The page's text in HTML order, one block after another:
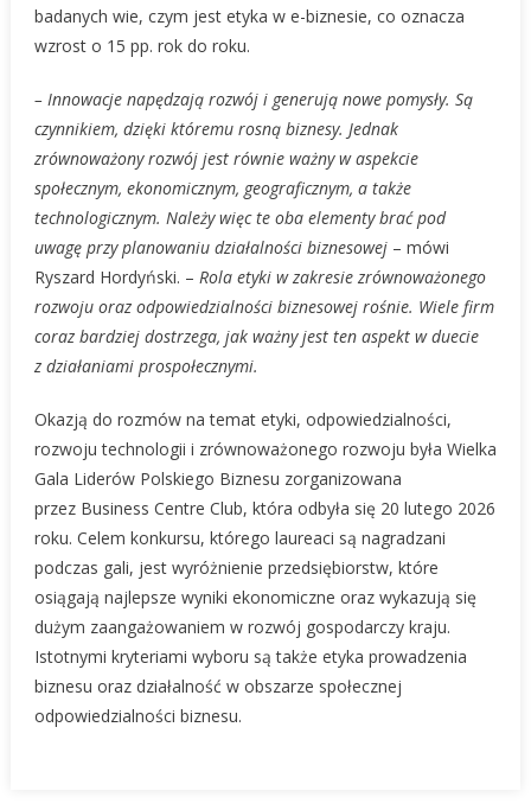
badanych wie, czym jest etyka w e-biznesie, co oznacza
wzrost o 15 pp. rok do roku.
– Innowacje napędzają rozwój i generują nowe pomysły. Są
czynnikiem, dzięki któremu rosną biznesy. Jednak
zrównoważony rozwój jest równie ważny w aspekcie
społecznym, ekonomicznym, geograficznym, a także
technologicznym. Należy więc te oba elementy brać pod
uwagę przy planowaniu działalności biznesowej– mówi
Ryszard Hordyński. – Rola etyki w zakresie zrównoważonego
rozwoju oraz odpowiedzialności biznesowej rośnie. Wiele firm
coraz bardziej dostrzega, jak ważny jest ten aspekt w duecie
z działaniami prospołecznymi.
Okazją do rozmów na temat etyki, odpowiedzialności,
rozwoju technologii i zrównoważonego rozwoju była Wielka
Gala Liderów Polskiego Biznesu zorganizowana
przez Business Centre Club, która odbyła się 20 lutego 2026
roku. Celem konkursu, którego laureaci są nagradzani
podczas gali, jest wyróżnienie przedsiębiorstw, które
osiągają najlepsze wyniki ekonomiczne oraz wykazują się
dużym zaangażowaniem w rozwój gospodarczy kraju.
Istotnymi kryteriami wyboru są także etyka prowadzenia
biznesu oraz działalność w obszarze społecznej
odpowiedzialności biznesu.